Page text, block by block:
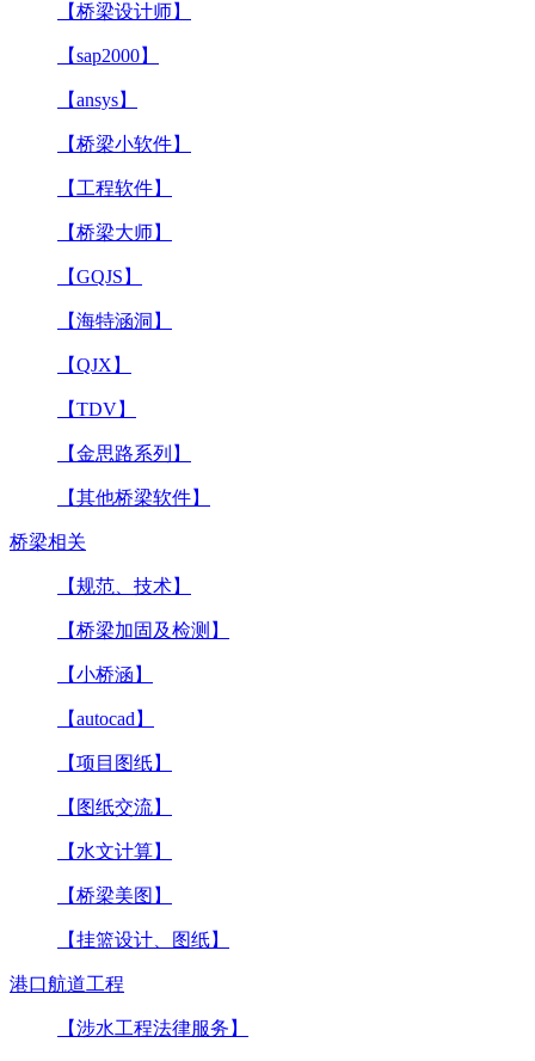
【桥梁设计师】
【sap2000】
【ansys】
【桥梁小软件】
【工程软件】
【桥梁大师】
【GQJS】
【海特涵洞】
【QJX】
【TDV】
【金思路系列】
【其他桥梁软件】
桥梁相关
【规范、技术】
【桥梁加固及检测】
【小桥涵】
【autocad】
【项目图纸】
【图纸交流】
【水文计算】
【桥梁美图】
【挂篮设计、图纸】
港口航道工程
【涉水工程法律服务】